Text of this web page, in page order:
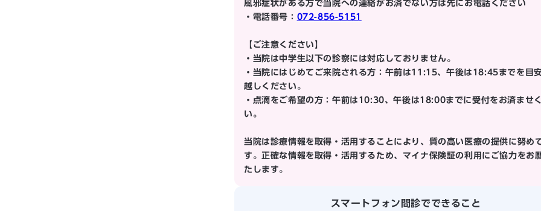
風邪症状がある方で当院への連絡がお済でない方は先にお電話ください
・電話番号： 072-856-5151
【ご注意ください】
・当院は中学生以下の診察には対応しておりません。
・当院にはじめてご来院される方：午前は11:15、午後は18:45までを目
越しください。
・点滴をご希望の方：午前は10:30、午後は18:00までに受付をお済ませ
い。
当院は診療情報を取得・活用することにより、質の高い医療の提供に努め
す。正確な情報を取得・活用するため、マイナ保険証の利用にご協力をお
たします。
スマートフォン問診でできること